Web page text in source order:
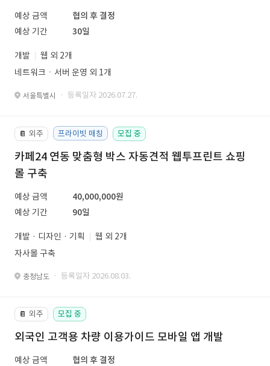
예상 금액
협의 후 결정
예상 기간
30일
개발
웹 외 2개
네트워크ㆍ서버 운영 외 1개
서울특별시 · 등록일자 2026.07.27.
📔 외주 프라이빗 매칭 모집 중
카페24 연동 맞춤형 박스 자동견적 웹투프린트 쇼핑
몰 구축
예상 금액
40,000,000원
예상 기간
90일
개발 · 디자인 · 기획
웹 외 2개
자사몰 구축
충청남도 · 등록일자 2026.08.03.
📔 외주 모집 중
외국인 고객용 차량 이용가이드 모바일 앱 개발
예상 금액
협의 후 결정